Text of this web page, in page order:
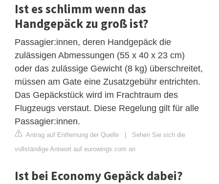
Ist es schlimm wenn das
Handgepäck zu groß ist?
Passagier:innen, deren Handgepäck die
zulässigen Abmessungen (55 x 40 x 23 cm)
oder das zulässige Gewicht (8 kg) überschreitet,
müssen am Gate eine Zusatzgebühr entrichten.
Das Gepäckstück wird im Frachtraum des
Flugzeugs verstaut. Diese Regelung gilt für alle
Passagier:innen.
Antrag auf Entfernung der Quelle | Sehen Sie sich die
vollständige Antwort auf eurowings.com an
Ist bei Economy Gepäck dabei?